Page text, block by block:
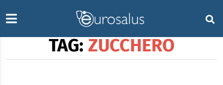
TAG: ZUCCHERO